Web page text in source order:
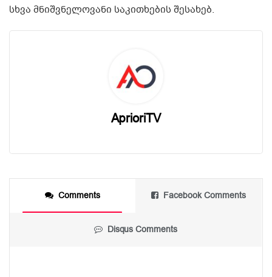
სხვა მნიშვნელოვანი საკითხების შესახებ.
AprioriTV
Comments Facebook Comments
Disqus Comments